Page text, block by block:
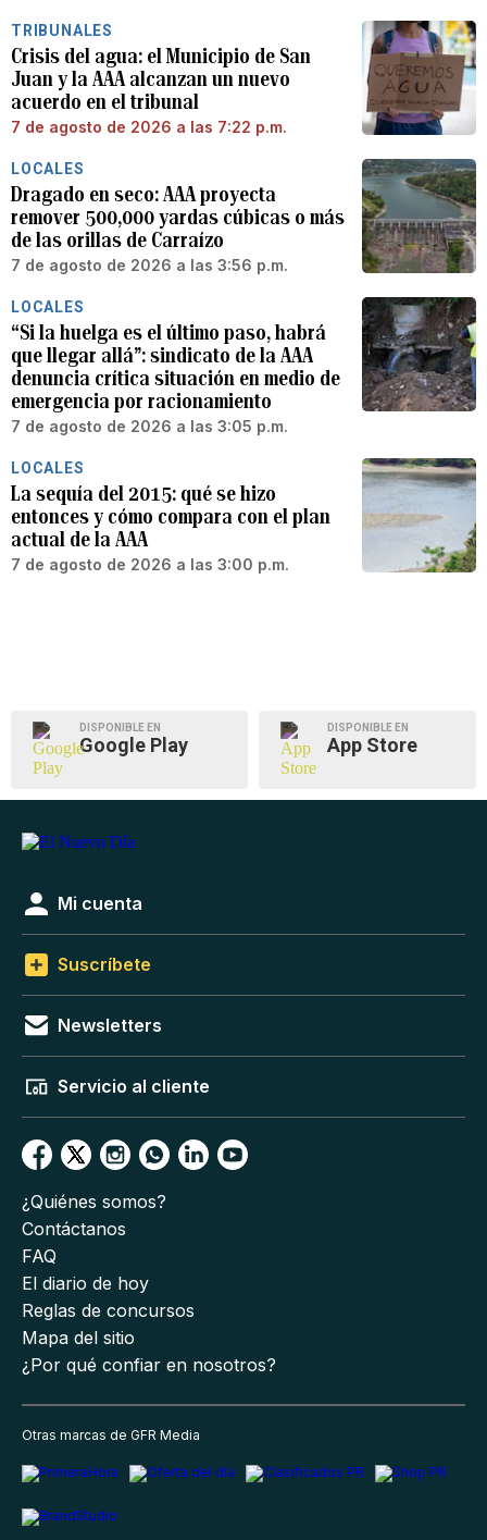
TRIBUNALES
Crisis del agua: el Municipio de San
Juan y la AAA alcanzan un nuevo
acuerdo en el tribunal
7 de agosto de 2026 a las 7:22 p.m.
LOCALES
Dragado en seco: AAA proyecta
remover 500,000 yardas cúbicas o más
de las orillas de Carraízo
7 de agosto de 2026 a las 3:56 p.m.
LOCALES
“Si la huelga es el último paso, habrá
que llegar allá”: sindicato de la AAA
denuncia crítica situación en medio de
emergencia por racionamiento
7 de agosto de 2026 a las 3:05 p.m.
LOCALES
La sequía del 2015: qué se hizo
entonces y cómo compara con el plan
actual de la AAA
7 de agosto de 2026 a las 3:00 p.m.
DISPONIBLE EN
Google Play
DISPONIBLE EN
App Store
Mi cuenta
Suscríbete
Newsletters
Servicio al cliente
¿Quiénes somos?
Contáctanos
FAQ
El diario de hoy
Reglas de concursos
Mapa del sitio
¿Por qué confiar en nosotros?
Otras marcas de GFR Media